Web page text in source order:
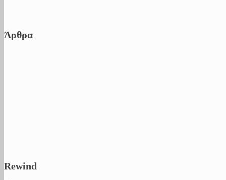
Άρθρα
Rewind